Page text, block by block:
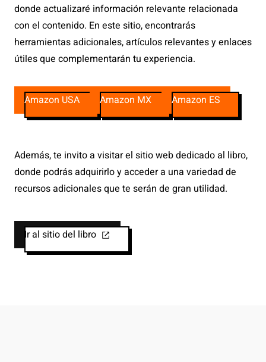
donde actualizaré información relevante relacionada
con el contenido. En este sitio, encontrarás
herramientas adicionales, artículos relevantes y enlaces
útiles que complementarán tu experiencia.
Amazon USA Amazon MX Amazon ES
Además, te invito a visitar el sitio web dedicado al libro,
donde podrás adquirirlo y acceder a una variedad de
recursos adicionales que te serán de gran utilidad.
Ir al sitio del libro